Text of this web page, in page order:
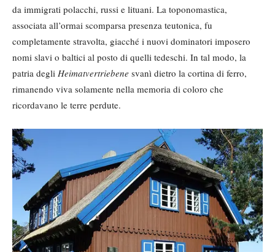
da immigrati polacchi, russi e lituani. La toponomastica,
associata all’ormai scomparsa presenza teutonica, fu
completamente stravolta, giacché i nuovi dominatori imposero
nomi slavi o baltici al posto di quelli tedeschi. In tal modo, la
patria degli Heimatvertriebene svanì dietro la cortina di ferro,
rimanendo viva solamente nella memoria di coloro che
ricordavano le terre perdute.